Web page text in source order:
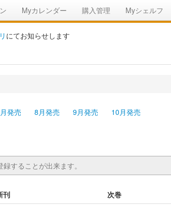
Myカレンダー 購入管理 Myシェルフ
にてお知らせします
発売 8月発売 9月発売 10月発売
することが出来ます。
刊
次巻